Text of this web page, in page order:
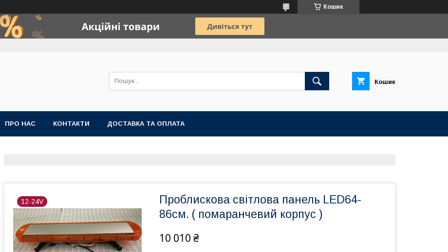
Кошик
Кошик
ПРО НАС КОНТАКТИ ДОСТАВКА ТА ОПЛАТА
12-24V
Проблискова світлова панель LED64-
86см. ( помаранчевий корпус )
10 010 ₴